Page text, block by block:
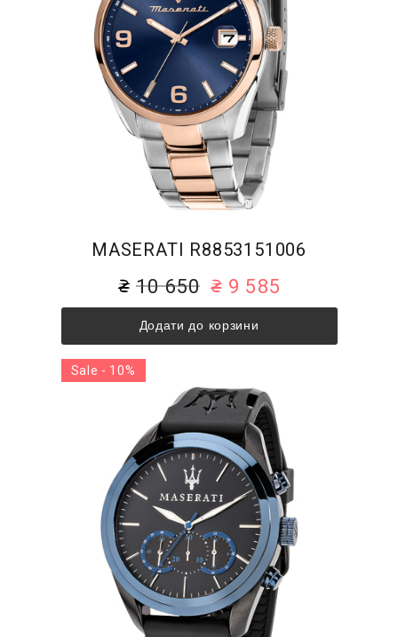
MASERATI R8853151006
10 650 9 585
Додати до корзини
Sale - 10%